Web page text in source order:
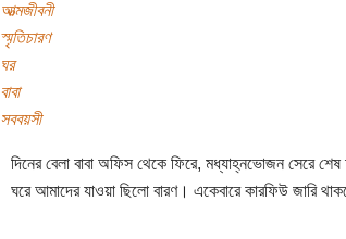
আত্মজীবনী
স্মৃতিচারণ
ঘর
বাবা
সববয়সী
দিনের বেলা বাবা অফিস থেকে ফিরে, মধ্যাহ্নভোজন সেরে
ঘরে আমাদের যাওয়া ছিলো বারণ। একেবারে কারফিউ জারি